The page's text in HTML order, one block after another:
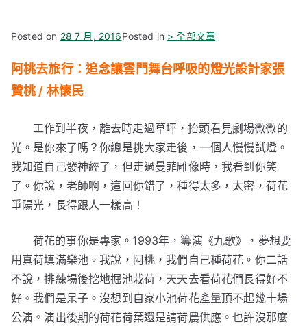
Posted on 28 7 月, 2016Posted in > 全部文章
阿桃去旅行：追念讓雲門舞台呼吸的燈光設計家張
贊桃 / 林懷民
工作到半夜，離去時走過草坪，抬頭看見劇場微微的
光。是你來了嗎？你總是挑大家走後，一個人慢慢試燈。
我知道自己發神經了，但走過曼菲雕像時，我看到你笑
了。你說，老師啊，這回你錯了，種得太多，太密，荷花
爭陽光，長得跟人一樣高！
荷花的事你是專家。1993年，籌演《九歌》，夢想要
用真荷填滿樂池。我說，阿桃，我們自己種荷花。你二話
不說，排練場後挖地掘池栽荷，天天去看荷花們長得好不
好。我們是呆子。沒想到自家小池荷花產量頂不起幾十場
公演。演出後期的荷花荷葉還是請荷農供應。也許沒那麼